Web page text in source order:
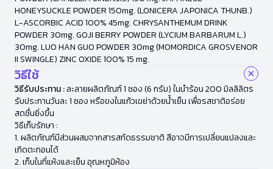
HONEYSUCKLE POWDER 150mg. (LONICERA JAPONICA THUNB.)
L-ASCORBIC ACID 100% 45mg. CHRYSANTHEMUM DRINK
POWDER 30mg. GOJI BERRY POWDER (LYCIUM BARBARUM L.)
30mg. LUO HAN GUO POWDER 30mg (MOMORDICA GROSVENOR
II SWINGLE) ZINC OXIDE 100% 15 mg.
วิธีใช้
วิธีรับประทาน :ละลายผลิตภัณฑ์ 1 ซอง (6 กรัม) ในนำร้อน 200 มิลลิลิตร
รับประกานวันละ 1 ซอง หรือขงในแก้วเขย่าด้วยน้ำเย็น เพื่อรสชาติอร่อย
สดชื่นยิ่งขึ้น
วิธีเก็บรักษา :
1. ผลิตภัณฑ์มีส่วนผสมจากสารสกัดธรรมชาติ สีอาจมีการเปลี่ยนแปลงและ
เกิดตะทอนได้
2. เก็บในที่แห้งและเย็น อุณหภูมิห้อง